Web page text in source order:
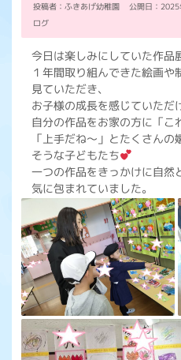
投稿者：ふきあげ幼稚園 公開日：
ログ
今日は楽しみにしていた作
１年間取り組んできた絵画
見ていただき、
お子様の成長を感じていただ
自分の作品をお家の方に「こ
「上手だね～」とたくさん
そうな子どもたち
一つの作品をきっかけに自然
気に包まれていました。